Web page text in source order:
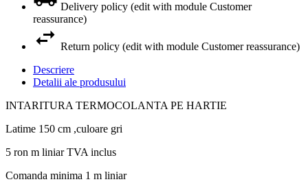
Delivery policy (edit with module Customer
reassurance)
Return policy (edit with module Customer reassurance)
Descriere
Detalii ale produsului
INTARITURA TERMOCOLANTA PE HARTIE
Latime 150 cm ,culoare gri
5 ron m liniar TVA inclus
Comanda minima 1 m liniar